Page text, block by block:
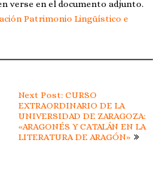
verse en el documento adjunto.
Patrimonio Lingüístico e
Next Post: CURSO
EXTRAORDINARIO DE LA
UNIVERSIDAD DE ZARAGOZA:
«ARAGONÉS Y CATALÁN EN LA
LITERATURA DE ARAGÓN»